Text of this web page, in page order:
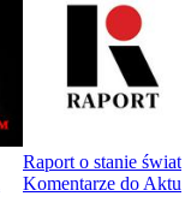
Raport o stanie
Komentarze do